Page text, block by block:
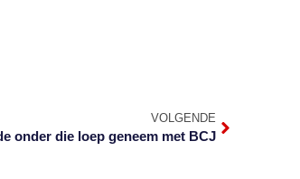
VOLGENDE
onder die loep geneem met BCJ